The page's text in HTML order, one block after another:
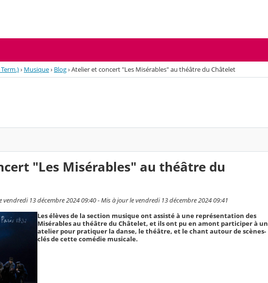
› Musique› Blog›Atelier et concert "Les Misérables" au théâtre du Châtelet
"Les Misérables" au théâtre du
vendredi 13 décembre 2024 09:40 - Mis à jour le vendredi 13 décembre 2024 09:41
Les élèves de la section musique ont assisté à une représentation des
Misérables au théâtre du Châtelet, et ils ont pu en amont participer à un
atelier pour pratiquer la danse, le théâtre, et le chant autour de scènes-
clés de cette comédie musicale.